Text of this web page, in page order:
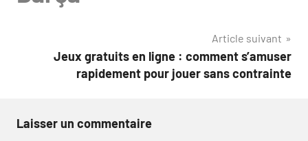
Article suivant
Jeux gratuits en ligne : comment s’amuser
rapidement pour jouer sans contrainte
Laisser un commentaire